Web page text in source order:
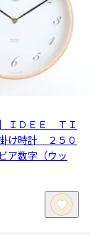
］ＩＤＥＥ ＴＩ
け時計 ２５０
ア数字（ウッ